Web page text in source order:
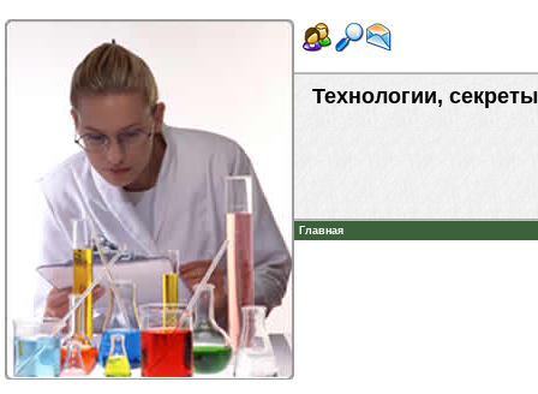
Технологии,
Главная